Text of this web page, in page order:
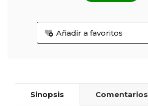
Añadir a favoritos
Sinopsis Comentarios